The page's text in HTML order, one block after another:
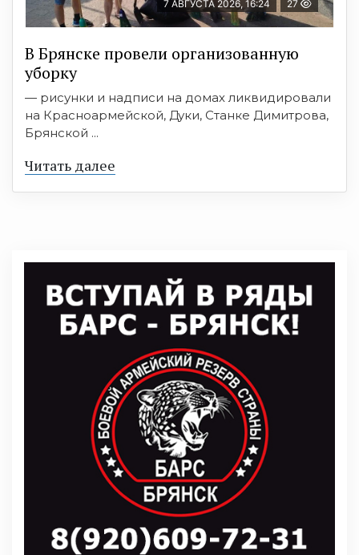
7 АВГУСТА 2026, 16:24 27
В Брянске провели организованную
уборку
— рисунки и надписи на домах ликвидировали
на Красноармейской, Дуки, Станке Димитрова,
Брянской ...
Читать далее